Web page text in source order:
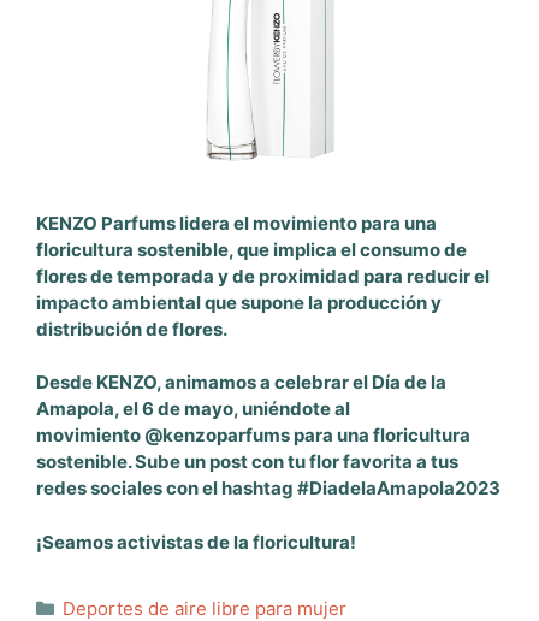
KENZO Parfums lidera el movimiento para una
floricultura sostenible, que implica el consumo de
flores de temporada y de proximidad para reducir el
impacto ambiental que supone la producción y
distribución de flores.
Desde KENZO, animamos a celebrar el Día de la
Amapola, el 6 de mayo, uniéndote al
movimiento @kenzoparfums para una floricultura
sostenible. Sube un post con tu flor favorita a tus
redes sociales con el hashtag #DiadelaAmapola2023
¡Seamos activistas de la floricultura!
Categorías
Deportes de aire libre para mujer